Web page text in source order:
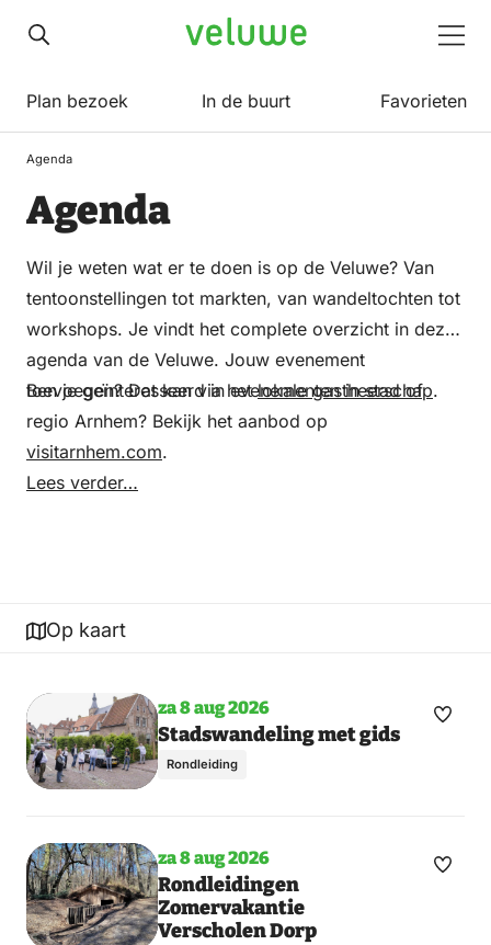
Veluwe
Plan bezoek In de buurt Favorieten
Agenda
Agenda
Wil je weten wat er te doen is op de Veluwe? Van
tentoonstellingen tot markten, van wandeltochten tot
workshops. Je vindt het complete overzicht in deze
agenda van de Veluwe. Jouw evenement
toevoegen? Dat kan via hetlokale gastheerschap.
Ben je geïnteresseerd in evenementen in stad of
regio Arnhem? Bekijk het aanbod op
visitarnhem.com.
Lees verder…
Op kaart
Toon
meer
za 8 aug 2026
Stadswandeling met gids
Rondleiding
Maak
Toon
meer
dagen
za 8 aug 2026
Rondleidingen
Zomervakantie
Verscholen Dorp
Maak